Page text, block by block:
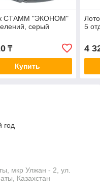
СТАММ "ЭКОНОМ"
серый
₸
Купить
5
4
год
мкр Улжан - 2, ул.
Казахстан